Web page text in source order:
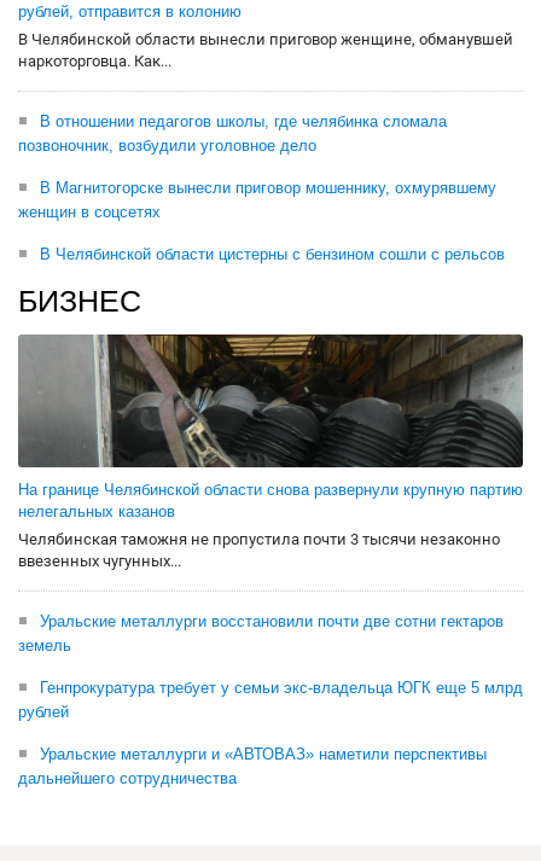
рублей, отправится в колонию
В Челябинской области вынесли приговор женщине, обманувшей
наркоторговца. Как...
В отношении педагогов школы, где челябинка сломала
позвоночник, возбудили уголовное дело
В Магнитогорске вынесли приговор мошеннику, охмурявшему
женщин в соцсетях
В Челябинской области цистерны с бензином сошли с рельсов
БИЗНЕС
На границе Челябинской области снова развернули крупную партию
нелегальных казанов
Челябинская таможня не пропустила почти 3 тысячи незаконно
ввезенных чугунных...
Уральские металлурги восстановили почти две сотни гектаров
земель
Генпрокуратура требует у семьи экс-владельца ЮГК еще 5 млрд
рублей
Уральские металлурги и «АВТОВАЗ» наметили перспективы
дальнейшего сотрудничества